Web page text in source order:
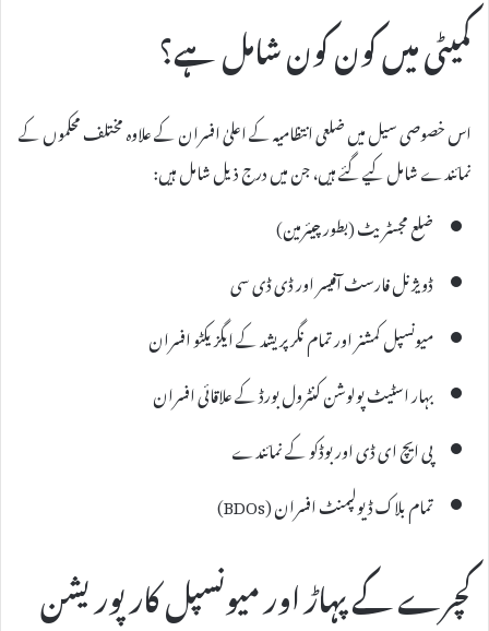
کمیٹی میں کون کون شامل ہے؟
اس خصوصی سیل میں ضلعی انتظامیہ کے اعلیٰ افسران کے علاوہ مختلف محکموں کے
نمائندے شامل کیے گئے ہیں، جن میں درج ذیل شامل ہیں:
ضلع مجسٹریٹ (بطور چیئرمین)
ڈویژنل فارسٹ آفیسر اور ڈی ڈی سی
میونسپل کمشنر اور تمام نگر پریشد کے ایگزیکٹو افسران
بہار اسٹیٹ پولوشن کنٹرول بورڈ کے علاقائی افسران
پی ایچ ای ڈی اور بوڈکو کے نمائندے
تمام بلاک ڈیولپمنٹ افسران (BDOs)
کچرے کے پہاڑ اور میونسپل کارپوریشن